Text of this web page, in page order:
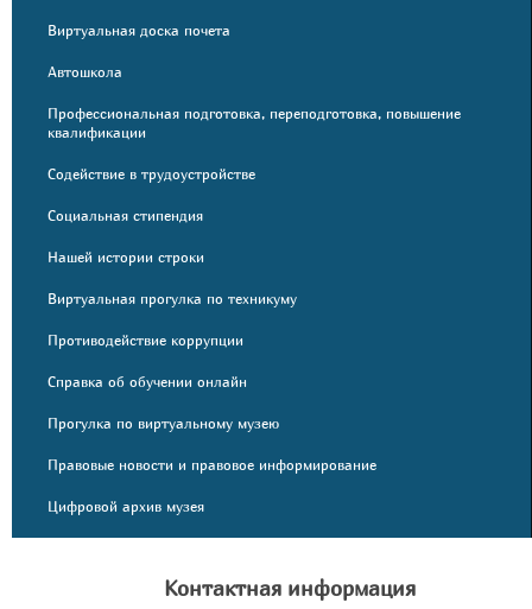
Виртуальная доска почета
Автошкола
Профессиональная подготовка, переподготовка, повышение
квалификации
Содействие в трудоустройстве
Социальная стипендия
Нашей истории строки
Виртуальная прогулка по техникуму
Противодействие коррупции
Справка об обучении онлайн
Прогулка по виртуальному музею
Правовые новости и правовое информирование
Цифровой архив музея
Контактная информация